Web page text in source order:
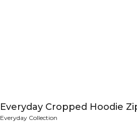
Everyday Cropped Hoodie
Everyday Collection